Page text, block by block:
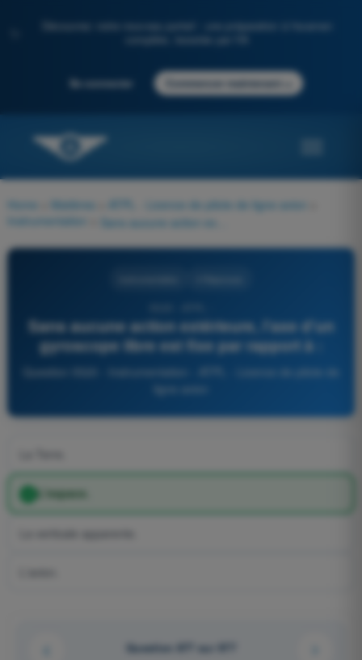
Découvrez notre nouveau portail : une préparation à l'examen
Se connecter Commencer maintenant
Home Matières ATPL - Licence de pilote de ligne avion
Instrumentation
Sans aucune action extérieure, l'axe d'un
gyroscope libre est fixe par rapport à :
L'espace.
Question 877 sur 977